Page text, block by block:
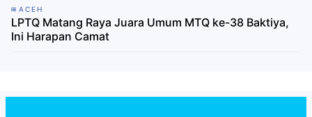
ACEH
LPTQ Matang Raya Juara Umum MTQ ke-38 Baktiya,
Ini Harapan Camat